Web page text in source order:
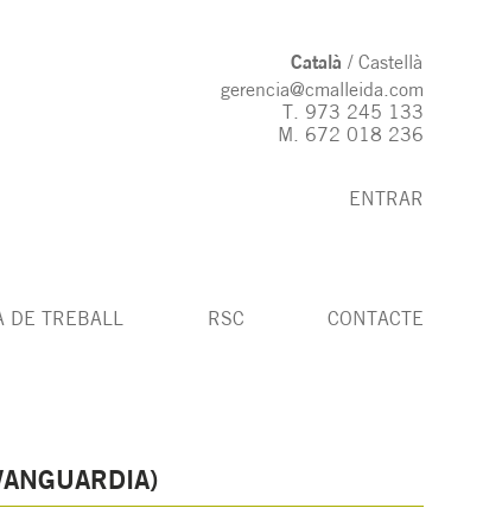
Català
Castellà
gerencia@cmalleida.com
T. 973 245 133
M. 672 018 236
ENTRAR
DE TREBALL RSC CONTACTE